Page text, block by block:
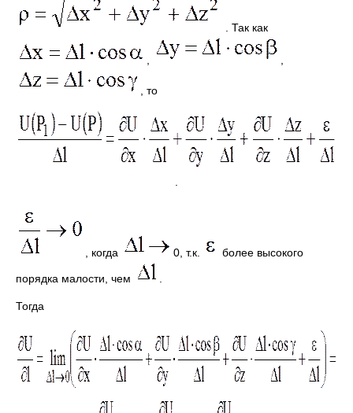
. Так как
, то
, когда 0, т.к. более высокого
порядка малости, чем
Тогда